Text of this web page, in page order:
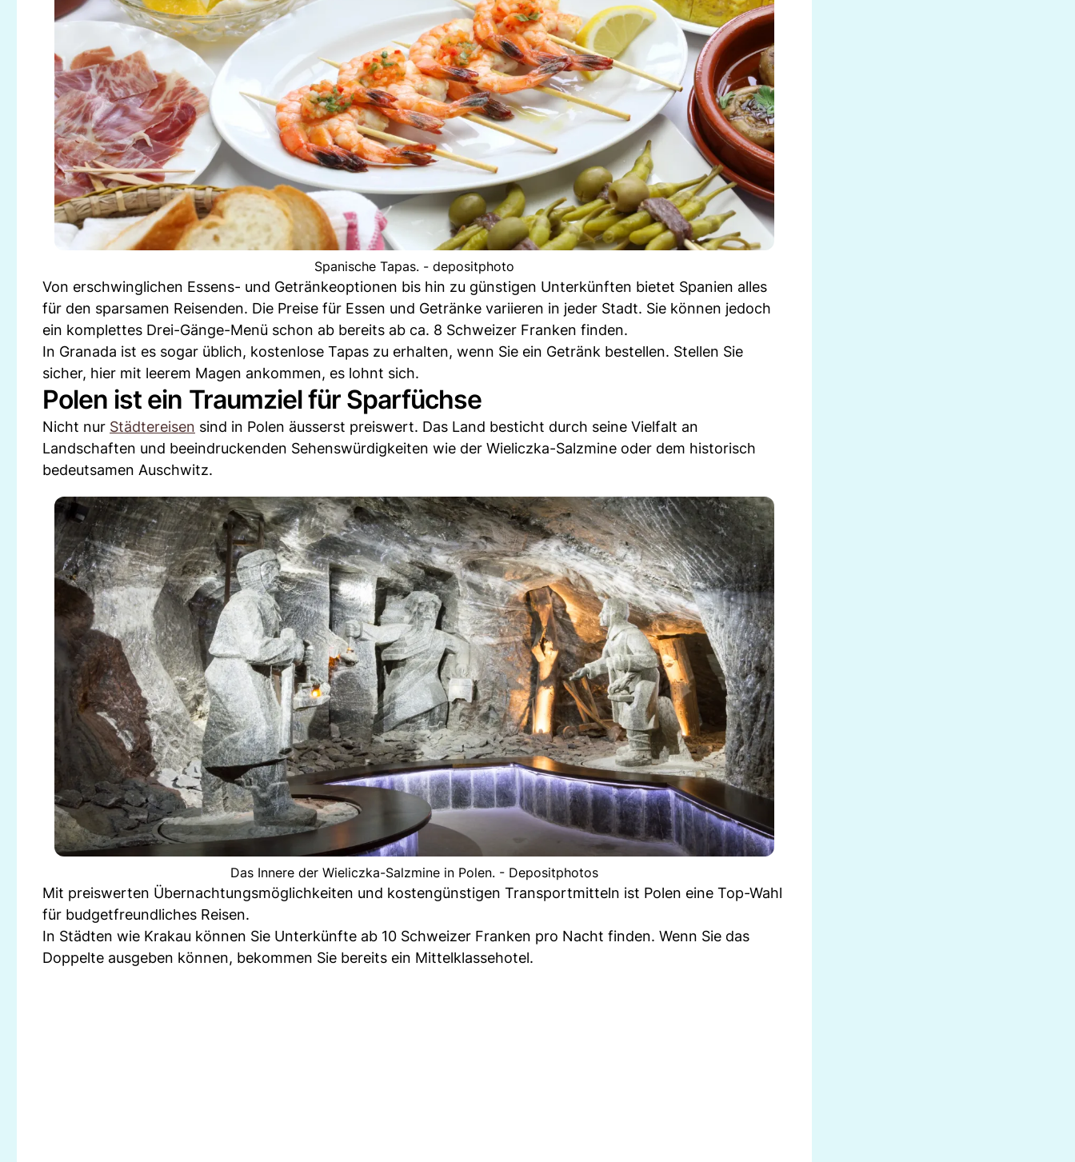
Spanische Tapas. - depositphoto
Von erschwinglichen Essens- und Getränkeoptionen bis hin zu günstigen Unterkünften bietet Spanien alles
für den sparsamen Reisenden. Die Preise für Essen und Getränke variieren in jeder Stadt. Sie können jedoch
ein komplettes Drei-Gänge-Menü schon ab bereits ab ca. 8 Schweizer Franken finden.
In Granada ist es sogar üblich, kostenlose Tapas zu erhalten, wenn Sie ein Getränk bestellen. Stellen Sie
sicher, hier mit leerem Magen ankommen, es lohnt sich.
Polen ist ein Traumziel für Sparfüchse
Nicht nur Städtereisen sind in Polen äusserst preiswert. Das Land besticht durch seine Vielfalt an
Landschaften und beeindruckenden Sehenswürdigkeiten wie der Wieliczka-Salzmine oder dem historisch
bedeutsamen Auschwitz.
Das Innere der Wieliczka-Salzmine in Polen. - Depositphotos
Mit preiswerten Übernachtungsmöglichkeiten und kostengünstigen Transportmitteln ist Polen eine Top-Wahl
für budgetfreundliches Reisen.
In Städten wie Krakau können Sie Unterkünfte ab 10 Schweizer Franken pro Nacht finden. Wenn Sie das
Doppelte ausgeben können, bekommen Sie bereits ein Mittelklassehotel.